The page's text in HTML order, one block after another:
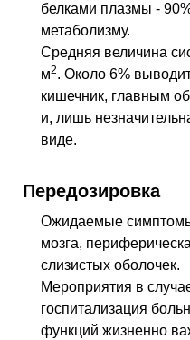
белками плазмы -
метаболизму.
Средняя величина
м2. Около 6%
кишечник, главным
и, лишь
виде.
Передозировка
Ожидаемые
мозга,
слизистых оболочек.
Мероприятия в
госпитализация
функций жизненно